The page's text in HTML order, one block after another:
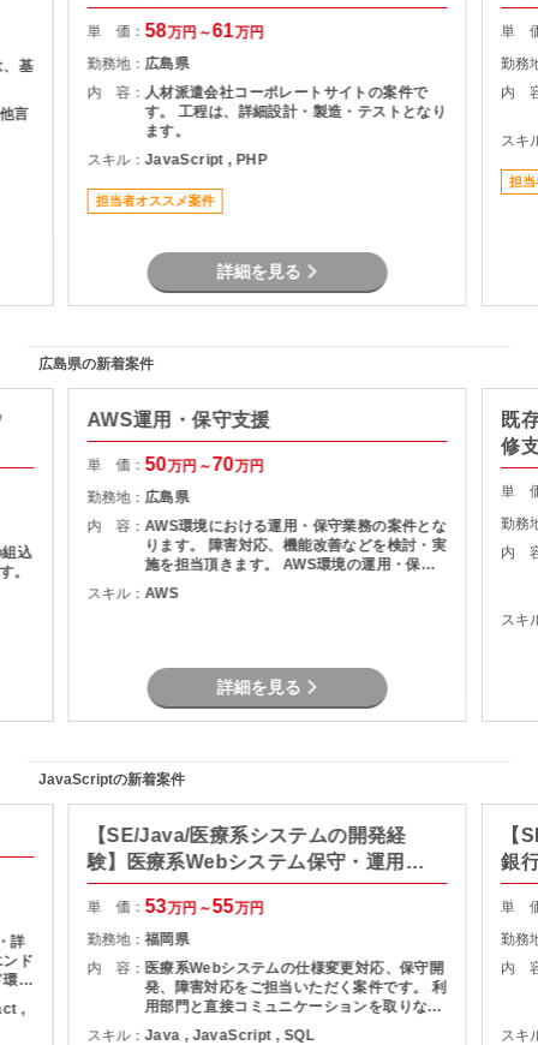
、基
言
単 価：58万円～61万円
勤務地： 広島県
内 容： 人材派遣会社コーポレートサイトの案件で
す。 工程は、詳細設計・製造・テストとなり
ます。
スキル：JavaScript , PHP
担当者オススメ案件
詳細を見る
単
勤務
内
スキ
担当
広島県の新着案件
込
。
AWS運用・保守支援
単 価：50万円～70万円
勤務地： 広島県
内 容：AWS環境における運用・保守業務の案件とな
ります。 障害対応、機能改善などを検討・実
施を担当頂きます。 AWS環境の運用・保守
障害調査 マニュアル作成
スキル：AWS
詳細を見る
既
修
単
勤務
内
スキ
JavaScriptの新着案件
詳
ド
境
,
【SE/Java/医療系システムの開発経
験】医療系Webシステム保守・運用支
援
単 価：53万円～55万円
勤務地：福岡県
内 容： 医療系Webシステムの仕様変更対応、保守開
発、障害対応をご担当いただく案件です。 利
用部門と直接コミュニケーションを取りなが
ら、調査・原因分析・改修対応を実施してい
スキル：Java , JavaScript , SQL
【
銀
単
勤務
内
スキ